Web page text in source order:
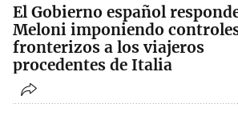
El Gobierno español
Meloni imponiendo
fronterizos a los viajeros
procedentes de Italia